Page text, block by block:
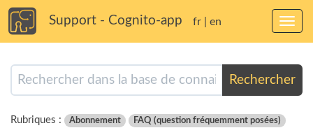
Support - Cognito-app fr en
Rechercher
Rubriques : Abonnement FAQ (question fréquemment posées)